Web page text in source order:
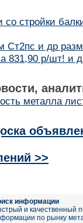
со стройки
Ст2пс и др
831,90 р/шт! и
металла
>>
информации
и качественный
по рынку